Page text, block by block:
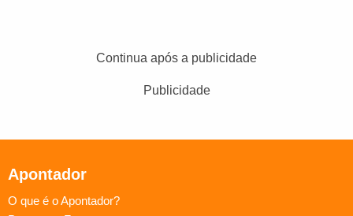
Continua após a publicidade
Publicidade
Apontador
O que é o Apontador?